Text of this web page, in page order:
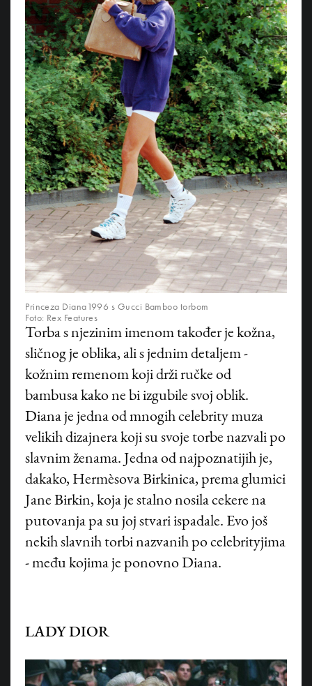
Princeza Diana1996 s Gucci Bamboo torbom
Foto: Rex Features
Torba s njezinim imenom također je kožna,
sličnog je oblika, ali s jednim detaljem -
kožnim remenom koji drži ručke od
bambusa kako ne bi izgubile svoj oblik.
Diana je jedna od mnogih celebrity muza
velikih dizajnera koji su svoje torbe nazvali po
slavnim ženama. Jedna od najpoznatijih je,
dakako, Hermèsova Birkinica, prema glumici
Jane Birkin, koja je stalno nosila cekere na
putovanja pa su joj stvari ispadale. Evo još
nekih slavnih torbi nazvanih po celebrityjima
- među kojima je ponovno Diana.
LADY DIOR